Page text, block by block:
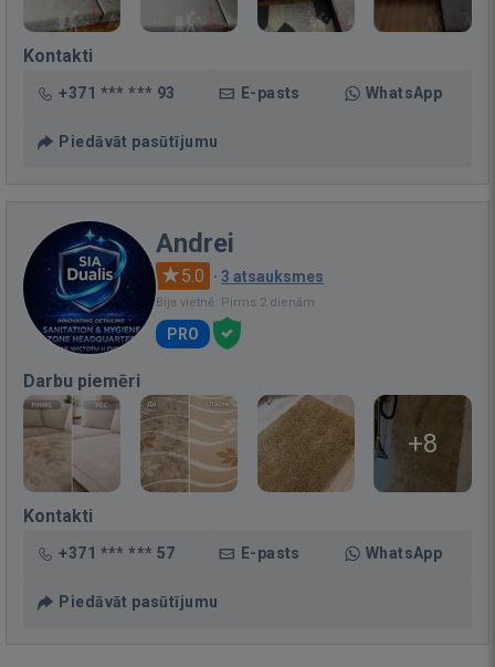
Kontakti
+371 *** *** 93 E-pasts WhatsApp
Piedāvāt pasūtījumu
Andrei
5.0 · 3 atsauksmes
Bija vietnē: Pirms 2 dienām
PRO
Darbu piemēri
+8
Kontakti
+371 *** *** 57 E-pasts WhatsApp
Piedāvāt pasūtījumu